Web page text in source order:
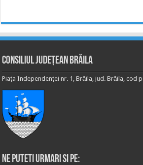
Consiliul Județean Brăila
Piața Independenței nr. 1, Brăila, jud. Brăila, cod
Ne puteti urmari si pe: